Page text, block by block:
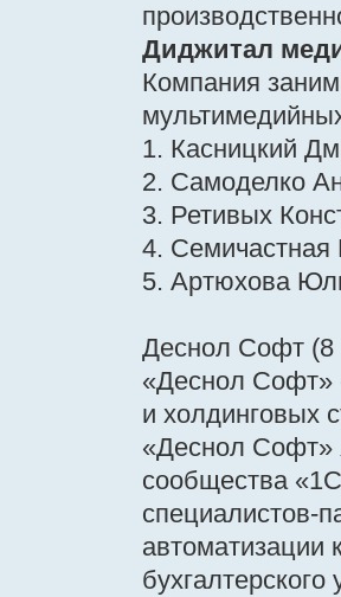
Диджитал
Компания
1. Касницкий
2. Самоделко
3. Ретивых
4. Семичастная
5. Артюхова
Деснол Софт (8
«Деснол Софт»
и холдинговых
«Деснол Софт»
сообщества
специалистов-
автоматизации